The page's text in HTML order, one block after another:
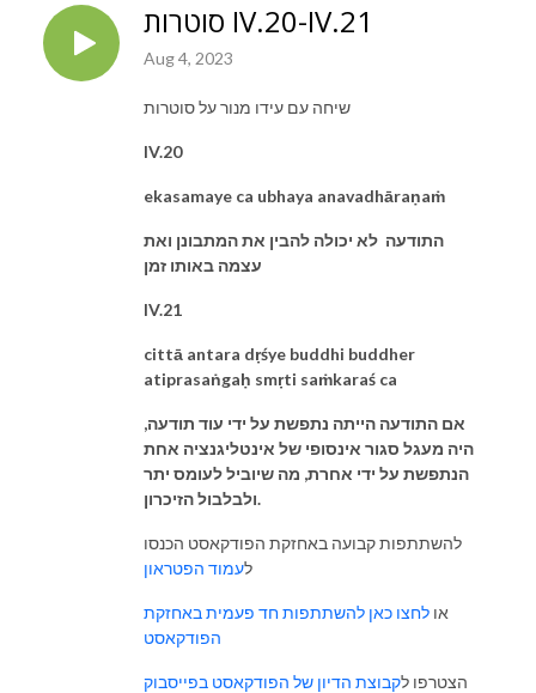
yopākarottaṁ pravaraṁ munīnāṁ
patanjaliṁ prānjalirānato’smi
ābāhu puruȿākāraṁ
śaṅkha cakrāsi dhārinam
praṇamāmi patanjalim
סוטרות IV.20-IV.21
Aug 4, 2023
שיחה עם עידו מנור על סוטרות
IV.20
ekasamaye ca ubhaya anavadhāraṇaṁ
התודעה לא יכולה להבין את המתבונן ואת
עצמה באותו זמן
IV.21
cittā antara dṛśye buddhi buddher
atiprasaṅgaḥ smṛti saṁkaraś ca
אם התודעה הייתה נתפשת על ידי עוד תודעה,
היה מעגל סגור אינסופי של אינטליגנציה אחת
הנתפשת על ידי אחרת, מה שיוביל לעומס יתר
ולבלבול הזיכרון.
להשתתפות קבועה באחזקת הפודקאסט הכנסו
לעמוד הפטראון
או לחצו כאן להשתתפות חד פעמית באחזקת
הפודקאסט
הצטרפו ל